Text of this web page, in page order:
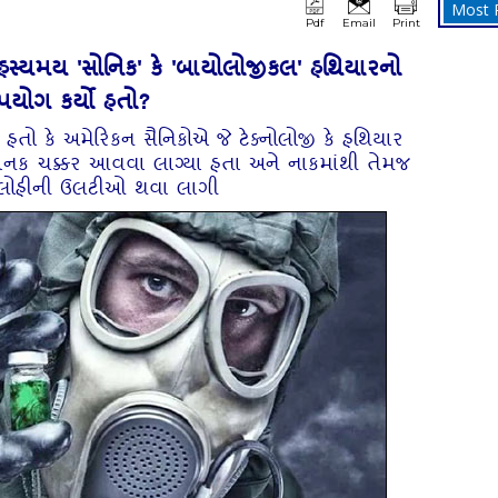
Pdf Email Print
'સોનિક' કે 'બાયોલોજીકલ' હથિયારનો
કર્યો હતો?
કે અમેરિકન સૈનિકોએ જે ટેક્નોલોજી કે હથિયાર
ચક્કર આવવા લાગ્યા હતા અને નાકમાંથી તેમજ
ઉલટીઓ થવા લાગી
Most